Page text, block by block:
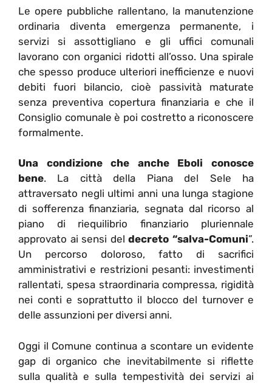
Le opere pubbliche rallentano, la manutenzione
ordinaria diventa emergenza permanente, i
servizi si assottigliano e gli uffici comunali
lavorano con organici ridotti all’osso. Una spirale
che spesso produce ulteriori inefficienze e nuovi
debiti fuori bilancio, cioè passività maturate
senza preventiva copertura finanziaria e che il
Consiglio comunale è poi costretto a riconoscere
formalmente.
Una condizione che anche Eboli conosce
bene. La città della Piana del Sele ha
attraversato negli ultimi anni una lunga stagione
di sofferenza finanziaria, segnata dal ricorso al
piano di riequilibrio finanziario pluriennale
approvato ai sensi deldecreto “salva-Comuni”.
Un percorso doloroso, fatto di sacrifici
amministrativi e restrizioni pesanti: investimenti
rallentati, spesa straordinaria compressa, rigidità
nei conti e soprattutto il blocco del turnover e
delle assunzioni per diversi anni.
Oggi il Comune continua a scontare un evidente
gap di organico che inevitabilmente si riflette
sulla qualità e sulla tempestività dei servizi ai